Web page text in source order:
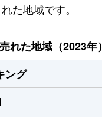
た地域です。
れた地域（2023年）
ング